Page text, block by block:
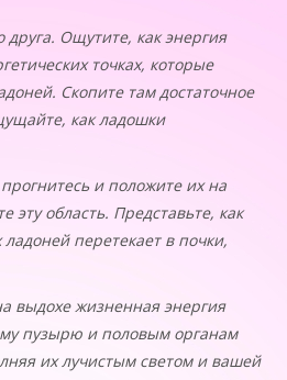
друга. Ощутите, как энергия
точках, которые
Скопите там достаточное
как ладошки
и положите их на
эту область. Представьте, как
перетекает в почки,
выдохе жизненная энергия
пузырю и половым органам
их лучистым светом и вашей